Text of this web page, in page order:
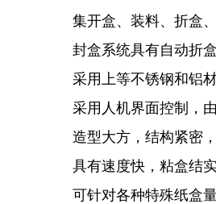
集开盒、装料、折盒
封盒系统具有自动折
采用上等不锈钢和铝
采用人机界面控制，
造型大方，结构紧密
具有速度快，粘盒结
可针对各种特殊纸盒